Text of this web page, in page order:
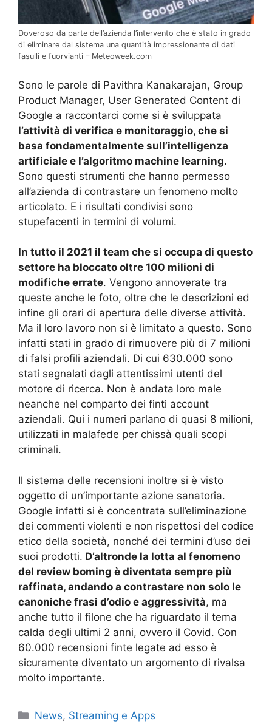
Doveroso da parte dell’azienda l’intervento che è stato in grado
di eliminare dal sistema una quantità impressionante di dati
fasulli e fuorvianti – Meteoweek.com
Sono le parole di Pavithra Kanakarajan, Group
Product Manager, User Generated Content di
Google a raccontarci come si è sviluppata
l’attività di verifica e monitoraggio, che si
basa fondamentalmente sull’intelligenza
artificiale e l’algoritmo machine learning.
Sono questi strumenti che hanno permesso
all’azienda di contrastare un fenomeno molto
articolato. E i risultati condivisi sono
stupefacenti in termini di volumi.
In tutto il 2021 il team che si occupa di questo
settore ha bloccato oltre 100 milioni di
modifiche errate. Vengono annoverate tra
queste anche le foto, oltre che le descrizioni ed
infine gli orari di apertura delle diverse attività.
Ma il loro lavoro non si è limitato a questo. Sono
infatti stati in grado di rimuovere più di 7 milioni
di falsi profili aziendali. Di cui 630.000 sono
stati segnalati dagli attentissimi utenti del
motore di ricerca. Non è andata loro male
neanche nel comparto dei finti account
aziendali. Qui i numeri parlano di quasi 8 milioni,
utilizzati in malafede per chissà quali scopi
criminali.
Il sistema delle recensioni inoltre si è visto
oggetto di un’importante azione sanatoria.
Google infatti si è concentrata sull’eliminazione
dei commenti violenti e non rispettosi del codice
etico della società, nonché dei termini d’uso dei
suoi prodotti. D’altronde la lotta al fenomeno
del review boming è diventata sempre più
raffinata, andando a contrastare non solo le
canoniche frasi d’odio e aggressività, ma
anche tutto il filone che ha riguardato il tema
calda degli ultimi 2 anni, ovvero il Covid. Con
60.000 recensioni finte legate ad esso è
sicuramente diventato un argomento di rivalsa
molto importante.
Categorie
News, Streaming e Apps